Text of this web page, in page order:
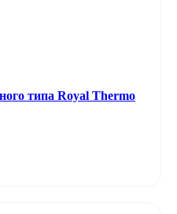
типа Royal Thermo